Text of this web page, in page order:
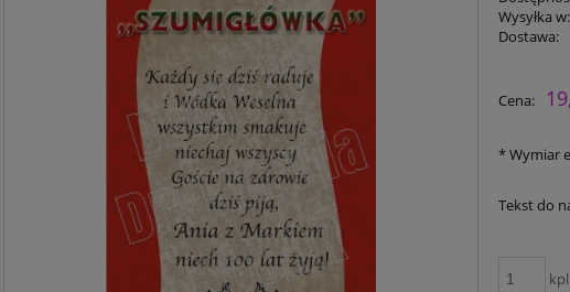
Wysyłka w:
Dostawa:
Cena:
*Wymiar
Tekst do